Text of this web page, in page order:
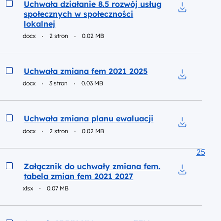
Uchwała działanie 8.5 rozwój usług
społecznych w społeczności
lokalnej
docx 2 stron 0.02 MB
Podgląd
Uchwała zmiana fem 2021 2025
docx 3 stron 0.03 MB
Podgląd
Uchwała zmiana planu ewaluacji
docx 2 stron 0.02 MB
Podgląd
Załącznik do uchwały zmiana fem.
tabela zmian fem 2021 2027
xlsx 0.07 MB
25